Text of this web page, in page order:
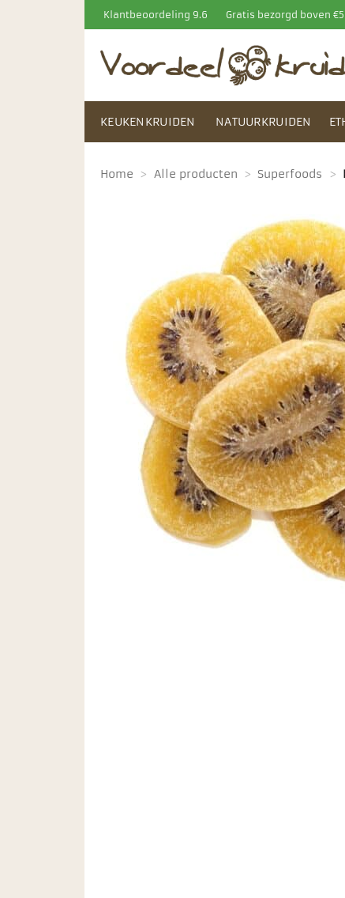
naar
inhoud
Klantbeoordeling 9.6 Gratis bezorgd boven
KEUKENKRUIDEN NATUURKRUIDEN
Home > Alle producten > Superfoods >